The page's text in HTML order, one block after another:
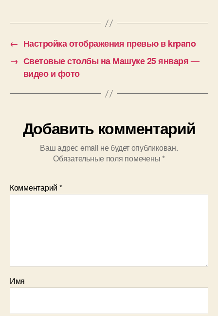
← Настройка отображения превью в krpano
→ Световые столбы на Машуке 25 января —
видео и фото
Добавить комментарий
Ваш адрес email не будет опубликован.
Обязательные поля помечены *
Комментарий *
Имя